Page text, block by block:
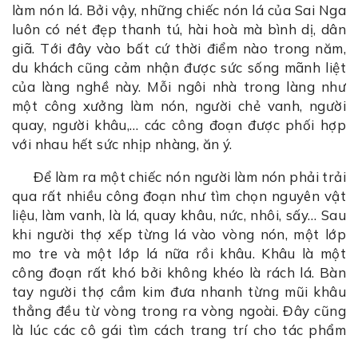
làm nón lá. Bởi vậy, những chiếc nón lá của Sai Nga
luôn có nét đẹp thanh tú, hài hoà mà bình dị, dân
giã. Tới đây vào bất cứ thời điểm nào trong năm,
du khách cũng cảm nhận được sức sống mãnh liệt
của làng nghề này. Mỗi ngôi nhà trong làng như
một công xưởng làm nón, người chẻ vanh, người
quay, người khâu,… các công đoạn được phối hợp
với nhau hết sức nhịp nhàng, ăn ý.
Để làm ra một chiếc nón người làm nón phải trải
qua rất nhiều công đoạn như tìm chọn nguyên vật
liệu, làm vanh, là lá, quay khâu, nức, nhôi, sấy… Sau
khi người thợ xếp từng lá vào vòng nón, một lớp
mo tre và một lớp lá nữa rồi khâu. Khâu là một
công đoạn rất khó bởi không khéo là rách lá. Bàn
tay người thợ cầm kim đưa nhanh từng mũi khâu
thẳng đều từ vòng trong ra vòng ngoài. Đây cũng
là lúc các cô gái tìm cách trang trí cho tác phẩm